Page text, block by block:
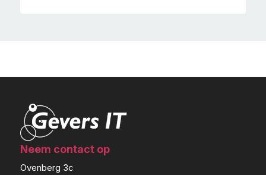
Neem contact op
Ovenberg 3c